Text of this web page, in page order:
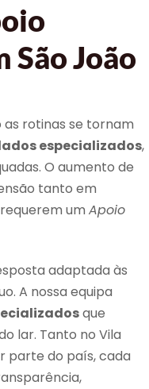
João
as rotinas se tornam
especializados,
O aumento de
tanto em
um Apoio
adaptada às
A nossa equipa
que
lar. Tanto no Vila
parte do país, cada